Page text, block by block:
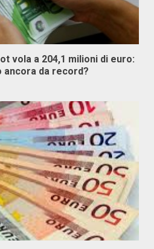
vola a 204,1 milioni di euro:
ancora da record?